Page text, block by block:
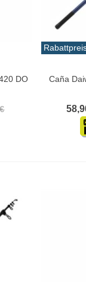
DO
In Den
Caña